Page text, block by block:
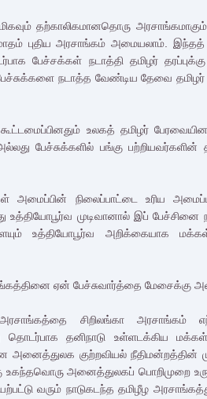
தற்காலிகமானதொரு
புதிய அரசாங்கம் அமையலாம்.
பேச்சக்கள் நடாத்தி தமிழர்
நடாத்த வேண்டிய தேவை தமிழர்
உலகத் தமிழர்
பேச்சுக்களில் பங்கு பற்றியவர்களின்
நிலைப்பாட்டை உரிய
முடிவானால் இப்
உத்தியோபூர்வ அறிக்கையாக
ஏன் பேச்சுவார்த்தை மேசைக்கு
சிறிலங்கா அரசாங்கம்
தனிநாடு உள்ளடக்கிய மக்கள்
அனைத்துலக குற்றவியல் நீதிமன்றத்தின்
உகந்தவொரு அனைத்துலகப் பொறிமுறை
வரும் நாடுகடந்த தமிழீழ